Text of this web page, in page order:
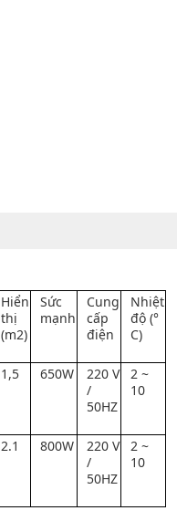
Hiển
thị
(m2)
Sức
mạnh
Cung
cấp
điện
Nhiệt
độ (°
C)
1,5 650W
220 V
/
50HZ
2 ~
10
2.1 800W
220 V
/
50HZ
2 ~
10